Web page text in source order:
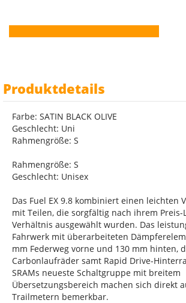
Produktdetails
Farbe: SATIN BLACK OLIVE
Geschlecht: Uni
Rahmengröße: S
Rahmengröße: S
Geschlecht: Unisex
Das Fuel EX 9.8 kombiniert einen leichten
mit Teilen, die sorgfältig nach ihrem Preis-
Verhältnis ausgewählt wurden. Das
Fahrwerk mit überarbeiteten
mm Federweg vorne und 130 mm hinten,
Carbonlaufräder samt Rapid Drive-
SRAMs neueste Schaltgruppe mit breitem
Übersetzungsbereich machen sich direkt
Trailmetern bemerkbar.